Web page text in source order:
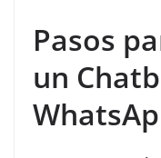
Pasos
un